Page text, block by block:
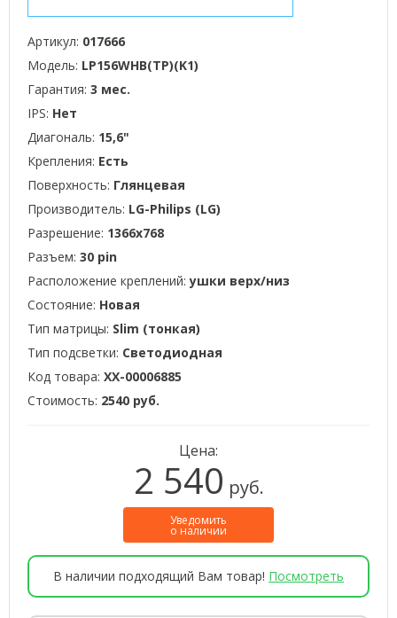
Артикул: 017666
Модель: LP156WHB(TP)(K1)
Гарантия: 3 мес.
IPS: Нет
Диагональ: 15,6"
Крепления: Есть
Поверхность: Глянцевая
Производитель: LG-Philips (LG)
Разрешение: 1366x768
Разъем: 30 pin
Расположение креплений:ушки верх/низ
Состояние: Новая
Тип матрицы: Slim (тонкая)
Тип подсветки: Светодиодная
Код товара: XX-00006885
Стоимость: 2540 руб.
Цена:
2 540 руб.
Уведомить
о наличии
В наличии подходящий Вам товар! Посмотреть